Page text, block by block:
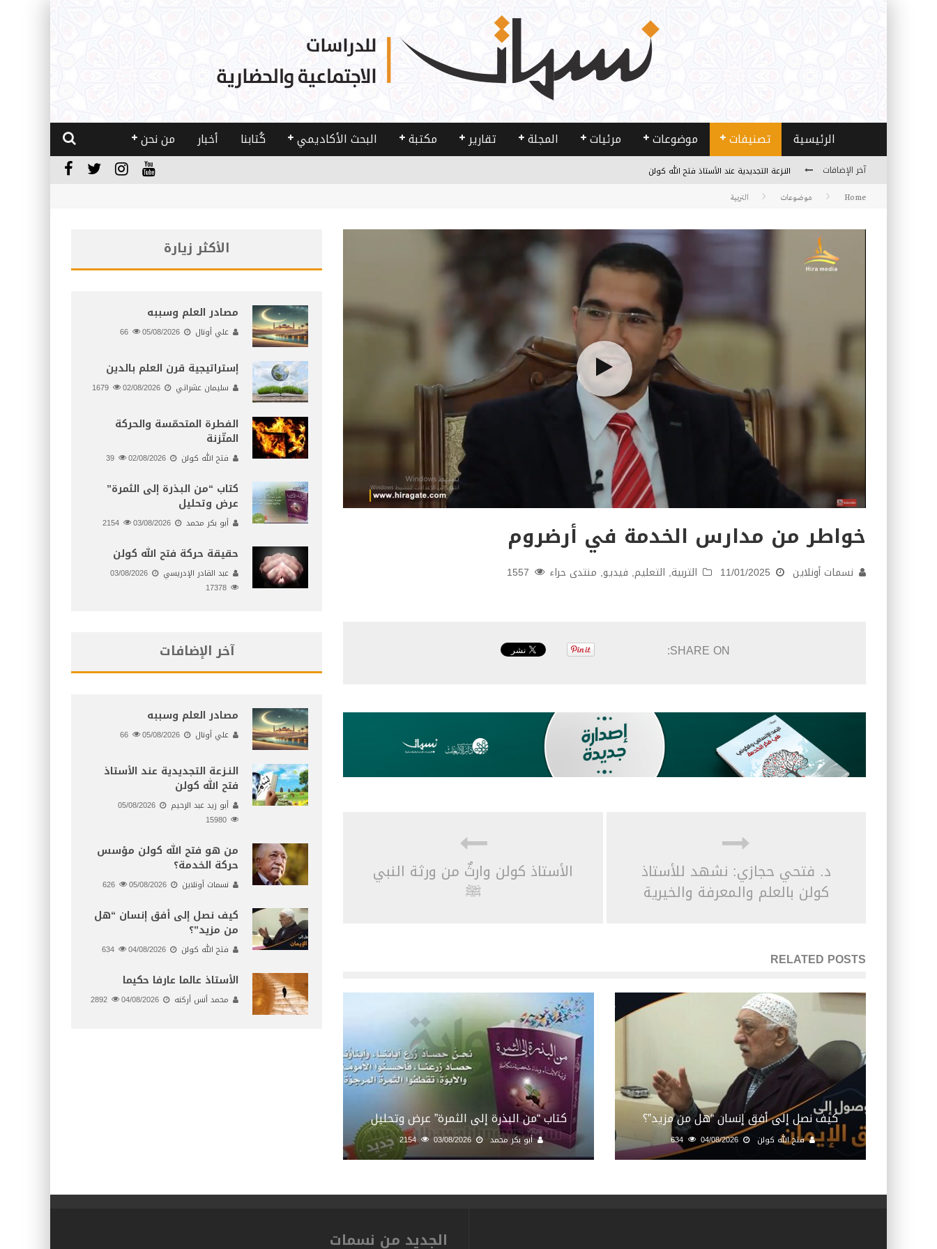
الرئيسية تصنيفات موضوعات مرئيات المجلة تقارير مكتبة البحث الأكاديمي كُتابنا أخبار من نحن
آخر الإضافات
النـزعة التجديدية عند الأستاذ فتح الله كولن
من هو فتح الله كولن مؤسس حركة الخدمة؟
الأستاذ عالما عارفا حكيما
Home موضوعات التربية
خواطر من مدارس الخدمة في أرضروم
نسمات أونلاين 11/01/2025 التربية, التعليم, فيديو, منتدى حراء
SHARE ON:
د. فتحي حجازي: نشهد للأستاذ
كولن بالعلم والمعرفة والخيرية
الأستاذ كولن وارثٌ من ورثة النبي
ﷺ
RELATED POSTS
كيف نصل إلى أفق إنسان “هل من مزيد”؟
فتح الله كولن 04/08/2026
كتاب “من البذرة إلى الثمرة” عرض وتحليل
أبو بكر محمد 03/08/2026
2154
الأكثر زيارة
مصادر العلم وسببه
علي أونال 05/08/2026
إستراتيجية قرن العلم بالدين
سليمان عشراتي 02/08/2026
الفطرة المتحمّسة والحركة
المتّزنة
فتح الله كولن 02/08/2026
كتاب “من البذرة إلى الثمرة”
عرض وتحليل
أبو بكر محمد 03/08/2026
حقيقة حركة فتح الله كولن
عبد القادر الإدريسي
03/08/2026
آخر الإضافات
مصادر العلم وسببه
علي أونال 05/08/2026
النـزعة التجديدية عند الأستاذ
فتح الله كولن
أبو زيد عبد الرحيم
05/08/2026
من هو فتح الله كولن مؤسس
حركة الخدمة؟
نسمات أونلاين 05/08/2026
كيف نصل إلى أفق إنسان “هل
من مزيد”؟
فتح الله كولن 04/08/2026
الأستاذ عالما عارفا حكيما
محمد أنس أركنه 04/08/2026
الجديد من نسمات